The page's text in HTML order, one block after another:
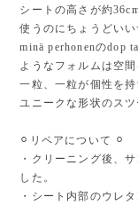
シートの高さが約
使うのにちょうどいい
minä perhonenのdop
ようなフォルムは空
一粒、一粒が個性を
ユニークな形状のス
⚪︎リペアについて ⚪︎
・クリーニング後、
した。
・シート内部のウレ